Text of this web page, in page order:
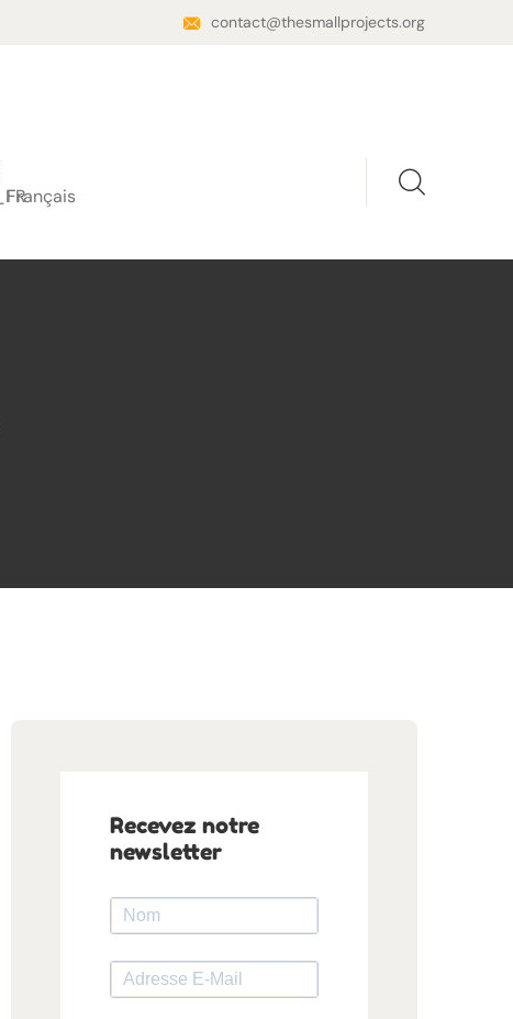
contact@thesmallprojects.org
Français
Recevez notre
newsletter